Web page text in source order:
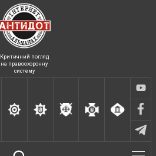
Критичний погляд
на правоохоронну
систему